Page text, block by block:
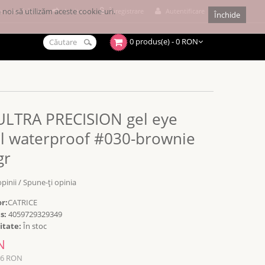
Înregistrare
cumpărături Achitare
0 produs(e) - 0 RON
PRECISION gel eye
waterproof #030-brownie
/Spune-ţi opinia
CATRICE
4059729329349
În stoc
RON
Închide
să utilizăm aceste cookie-uri.